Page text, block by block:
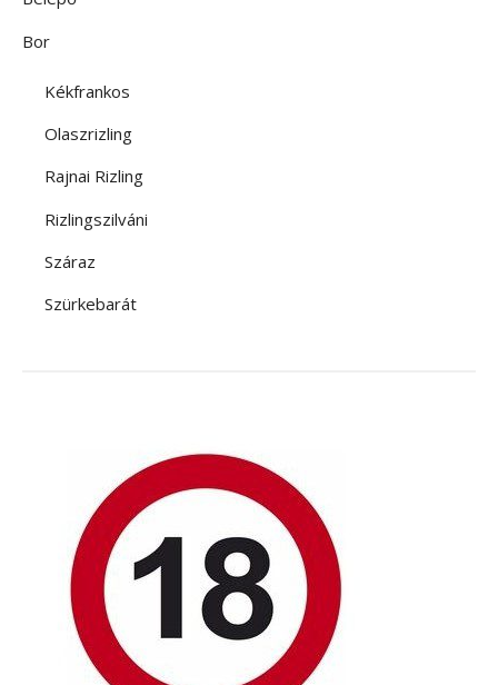
Bor
Kékfrankos
Olaszrizling
Rajnai Rizling
Rizlingszilváni
Száraz
Szürkebarát